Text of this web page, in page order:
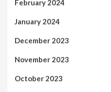
February 2024
January 2024
December 2023
November 2023
October 2023